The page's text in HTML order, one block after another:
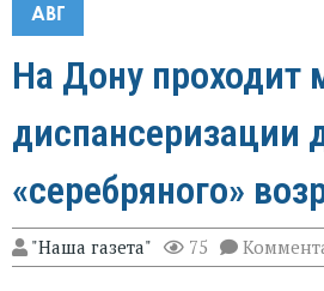
АВГ
На Дону проходит
диспансеризации
«серебряного»
"Наша газета" 75